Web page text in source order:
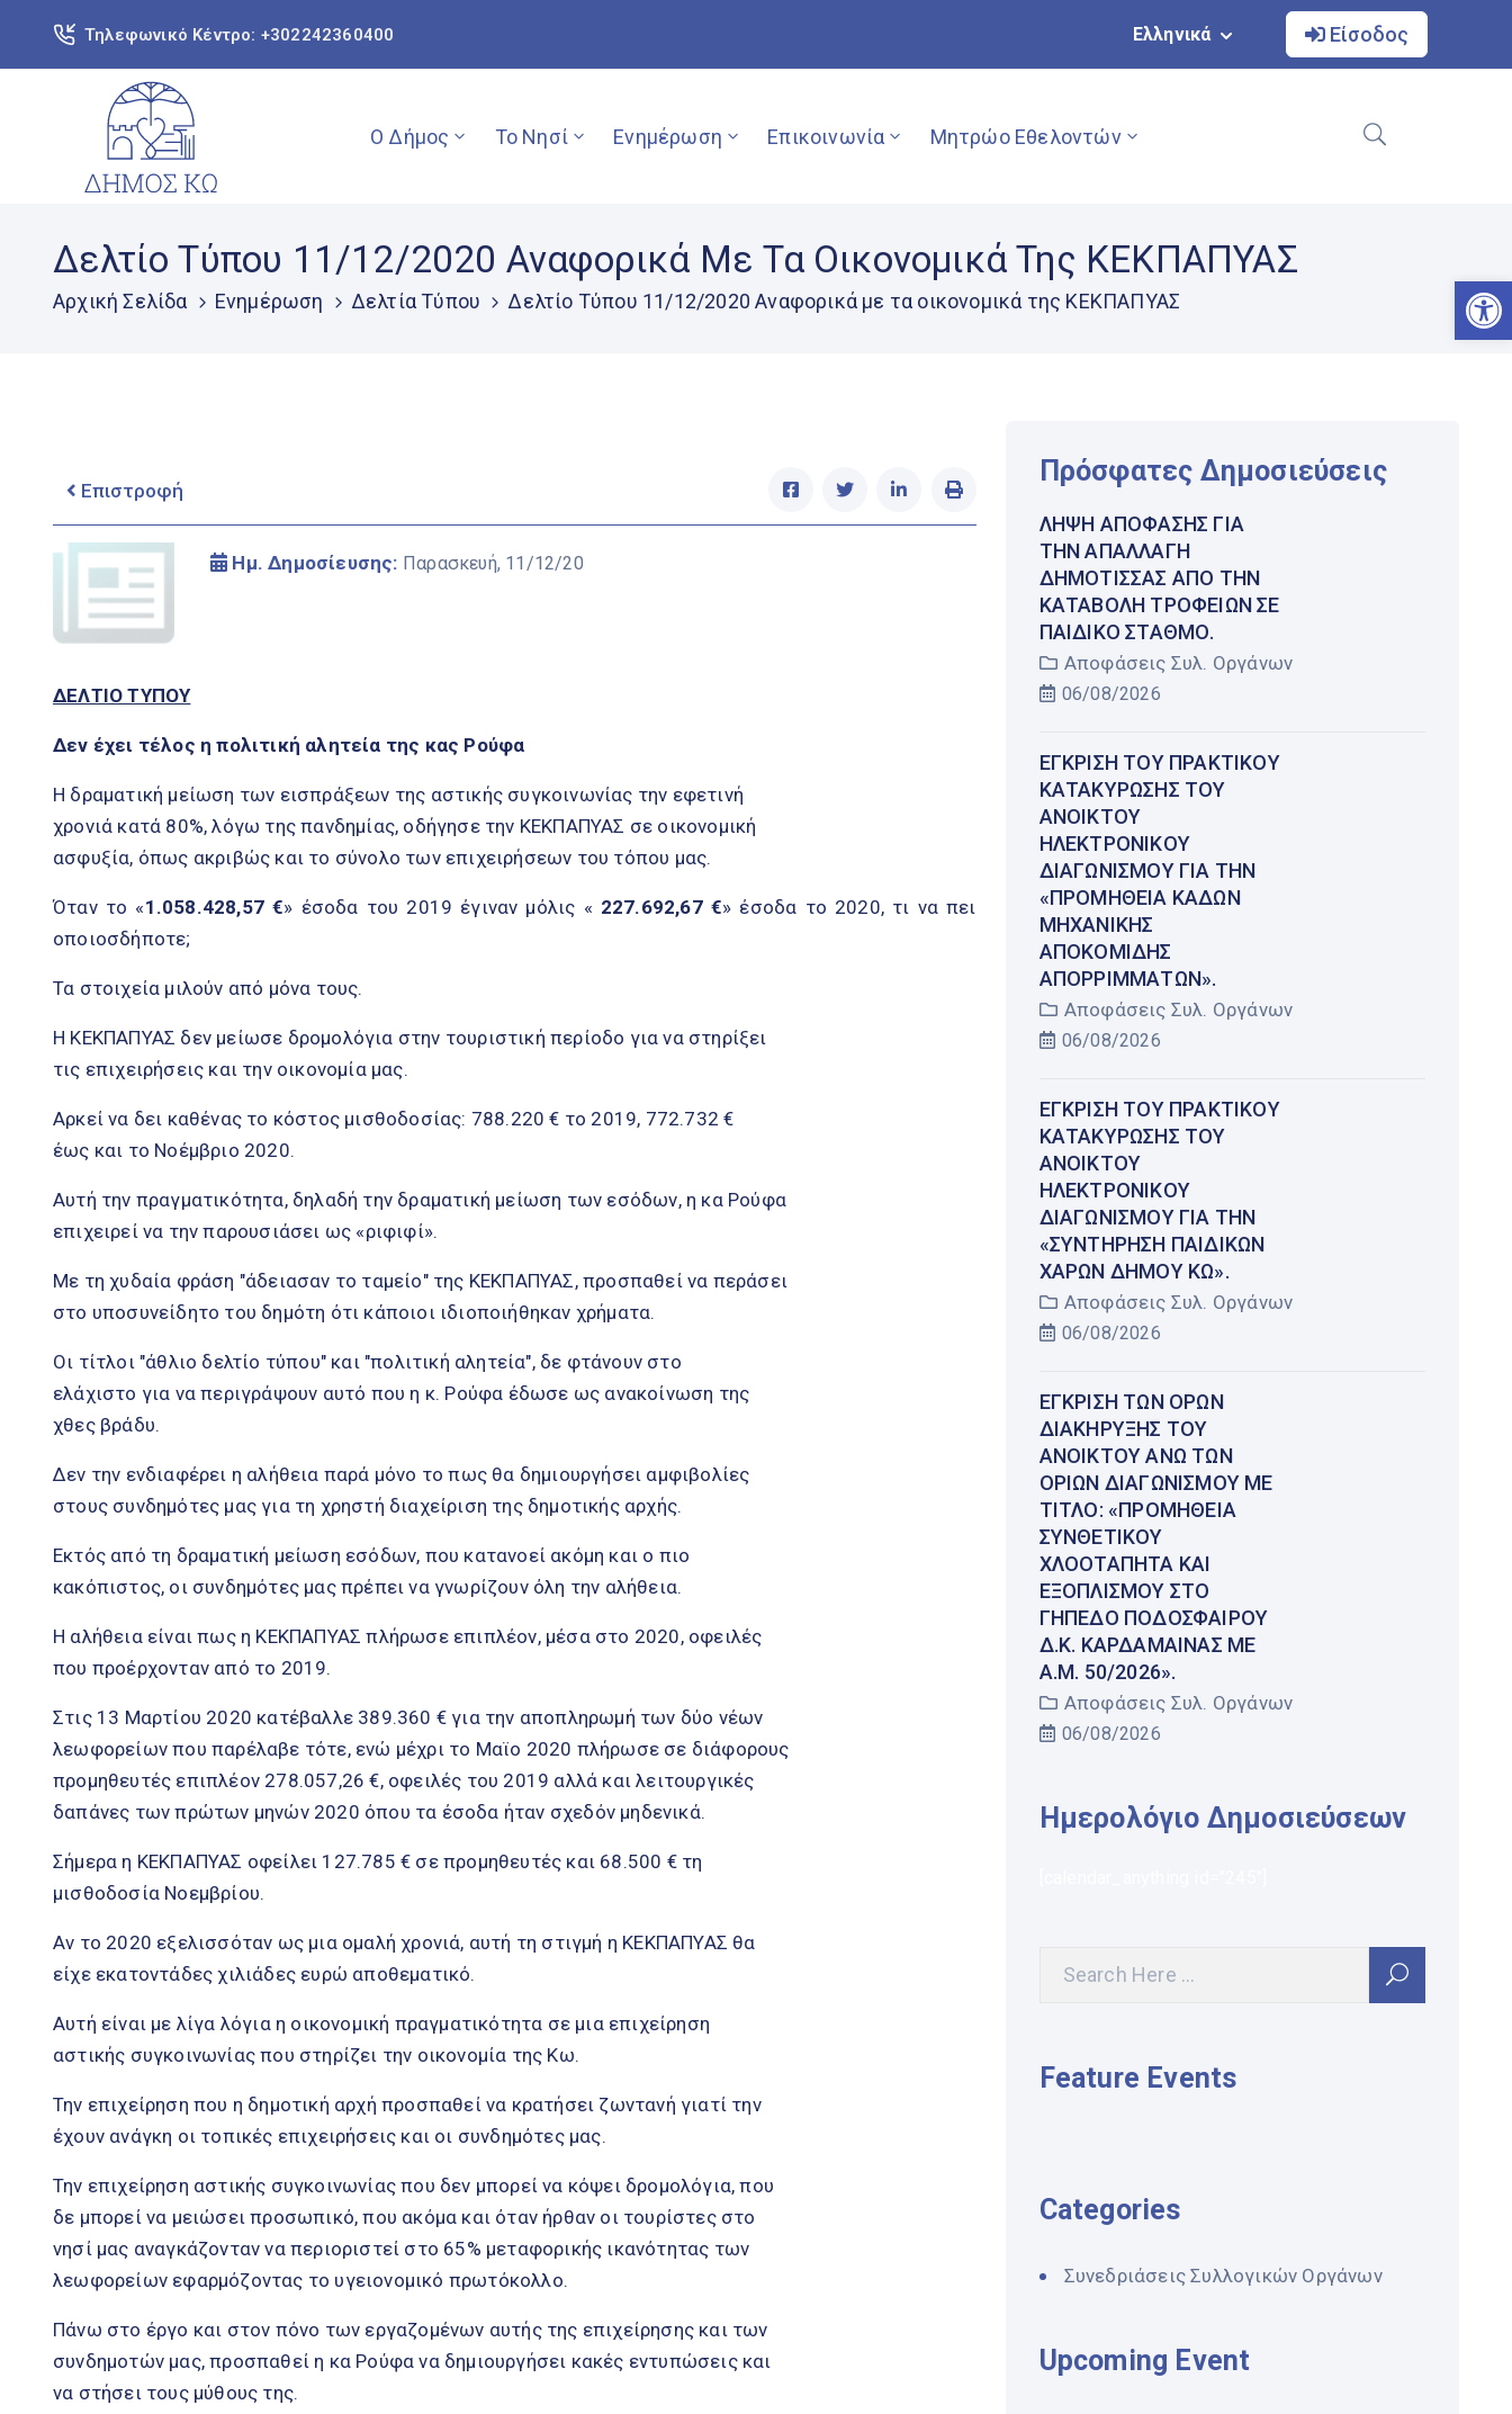
Τηλεφωνικό Κέντρο: +302242360400 Ελληνικά Είσοδος
Ο Δήμος Το Νησί Ενημέρωση Επικοινωνία Μητρώο Εθελοντών
Δελτίο Τύπου 11/12/2020 Αναφορικά Με Τα Οικονομικά Της ΚΕΚΠΑΠΥΑΣ
Αρχική Σελίδα Ενημέρωση Δελτία Τύπου Δελτίο Τύπου 11/12/2020 Αναφορικά με τα οικονομικά της ΚΕΚΠΑΠΥΑΣ
Επιστροφή
Ημ. Δημοσίευσης: Παρασκευή, 11/12/20
ΔΕΛΤΙΟ ΤΥΠΟΥ
Δεν έχει τέλος η πολιτική αλητεία της κας Ρούφα
Η δραματική μείωση των εισπράξεων της αστικής συγκοινωνίας την εφετινή
χρονιά κατά 80%, λόγω της πανδημίας, οδήγησε την ΚΕΚΠΑΠΥΑΣ σε οικονομική
ασφυξία, όπως ακριβώς και το σύνολο των επιχειρήσεων του τόπου μας.
Όταν το «1.058.428,57 €» έσοδα του 2019 έγιναν μόλις « 227.692,67 €» έσοδα το 2020, τι να πει
οποιοσδήποτε;
Τα στοιχεία μιλούν από μόνα τους.
Η ΚΕΚΠΑΠΥΑΣ δεν μείωσε δρομολόγια στην τουριστική περίοδο για να στηρίξει
τις επιχειρήσεις και την οικονομία μας.
Αρκεί να δει καθένας το κόστος μισθοδοσίας: 788.220 € το 2019, 772.732 €
έως και το Νοέμβριο 2020.
Αυτή την πραγματικότητα, δηλαδή την δραματική μείωση των εσόδων, η κα Ρούφα
επιχειρεί να την παρουσιάσει ως «ριφιφί».
Με τη χυδαία φράση "άδειασαν το ταμείο" της ΚΕΚΠΑΠΥΑΣ, προσπαθεί να περάσει
στο υποσυνείδητο του δημότη ότι κάποιοι ιδιοποιήθηκαν χρήματα.
Οι τίτλοι "άθλιο δελτίο τύπου" και "πολιτική αλητεία", δε φτάνουν στο
ελάχιστο για να περιγράψουν αυτό που η κ. Ρούφα έδωσε ως ανακοίνωση της
χθες βράδυ.
Δεν την ενδιαφέρει η αλήθεια παρά μόνο το πως θα δημιουργήσει αμφιβολίες
στους συνδημότες μας για τη χρηστή διαχείριση της δημοτικής αρχής.
Εκτός από τη δραματική μείωση εσόδων, που κατανοεί ακόμη και ο πιο
κακόπιστος, οι συνδημότες μας πρέπει να γνωρίζουν όλη την αλήθεια.
Η αλήθεια είναι πως η ΚΕΚΠΑΠΥΑΣ πλήρωσε επιπλέον, μέσα στο 2020, οφειλές
που προέρχονταν από το 2019.
Στις 13 Μαρτίου 2020 κατέβαλλε 389.360 € για την αποπληρωμή των δύο νέων
λεωφορείων που παρέλαβε τότε, ενώ μέχρι το Μαϊο 2020 πλήρωσε σε διάφορους
προμηθευτές επιπλέον 278.057,26 €, οφειλές του 2019 αλλά και λειτουργικές
δαπάνες των πρώτων μηνών 2020 όπου τα έσοδα ήταν σχεδόν μηδενικά.
Σήμερα η ΚΕΚΠΑΠΥΑΣ οφείλει 127.785 € σε προμηθευτές και 68.500 € τη
μισθοδοσία Νοεμβρίου.
Αν το 2020 εξελισσόταν ως μια ομαλή χρονιά, αυτή τη στιγμή η ΚΕΚΠΑΠΥΑΣ θα
είχε εκατοντάδες χιλιάδες ευρώ αποθεματικό.
Αυτή είναι με λίγα λόγια η οικονομική πραγματικότητα σε μια επιχείρηση
αστικής συγκοινωνίας που στηρίζει την οικονομία της Κω.
Την επιχείρηση που η δημοτική αρχή προσπαθεί να κρατήσει ζωντανή γιατί την
έχουν ανάγκη οι τοπικές επιχειρήσεις και οι συνδημότες μας.
Την επιχείρηση αστικής συγκοινωνίας που δεν μπορεί να κόψει δρομολόγια, που
δε μπορεί να μειώσει προσωπικό, που ακόμα και όταν ήρθαν οι τουρίστες στο
νησί μας αναγκάζονταν να περιοριστεί στο 65% μεταφορικής ικανότητας των
λεωφορείων εφαρμόζοντας το υγειονομικό πρωτόκολλο.
Πάνω στο έργο και στον πόνο των εργαζομένων αυτής της επιχείρησης και των
συνδημοτών μας, προσπαθεί η κα Ρούφα να δημιουργήσει κακές εντυπώσεις και
να στήσει τους μύθους της.
Πρόσφατες Δημοσιεύσεις
ΛΉΨΗ ΑΠΌΦΑΣΗΣ ΓΙΑ
ΤΗΝ ΑΠΑΛΛΑΓΉ
ΔΗΜΌΤΙΣΣΑΣ ΑΠΌ ΤΗΝ
ΚΑΤΑΒΟΛΉ ΤΡΟΦΕΊΩΝ ΣΕ
ΠΑΙΔΙΚΌ ΣΤΑΘΜΌ.
Αποφάσεις Συλ. Οργάνων
06/08/2026
ΈΓΚΡΙΣΗ ΤΟΥ ΠΡΑΚΤΙΚΟΎ
ΚΑΤΑΚΎΡΩΣΗΣ ΤΟΥ
ΑΝΟΙΚΤΟΎ
ΗΛΕΚΤΡΟΝΙΚΟΎ
ΔΙΑΓΩΝΙΣΜΟΎ ΓΙΑ ΤΗΝ
«ΠΡΟΜΉΘΕΙΑ ΚΆΔΩΝ
ΜΗΧΑΝΙΚΉΣ
ΑΠΟΚΟΜΙΔΉΣ
ΑΠΟΡΡΙΜΜΆΤΩΝ».
Αποφάσεις Συλ. Οργάνων
06/08/2026
ΈΓΚΡΙΣΗ ΤΟΥ ΠΡΑΚΤΙΚΟΎ
ΚΑΤΑΚΎΡΩΣΗΣ ΤΟΥ
ΑΝΟΙΚΤΟΎ
ΗΛΕΚΤΡΟΝΙΚΟΎ
ΔΙΑΓΩΝΙΣΜΟΎ ΓΙΑ ΤΗΝ
«ΣΥΝΤΉΡΗΣΗ ΠΑΙΔΙΚΏΝ
ΧΑΡΏΝ ΔΉΜΟΥ ΚΩ».
Αποφάσεις Συλ. Οργάνων
06/08/2026
ΈΓΚΡΙΣΗ ΤΩΝ ΌΡΩΝ
ΔΙΑΚΉΡΥΞΗΣ ΤΟΥ
ΑΝΟΙΚΤΟΎ ΆΝΩ ΤΩΝ
ΟΡΊΩΝ ΔΙΑΓΩΝΙΣΜΟΎ ΜΕ
ΤΊΤΛΟ: «ΠΡΟΜΉΘΕΙΑ
ΣΥΝΘΕΤΙΚΟΎ
ΧΛΟΟΤΆΠΗΤΑ ΚΑΙ
ΕΞΟΠΛΙΣΜΟΎ ΣΤΟ
ΓΉΠΕΔΟ ΠΟΔΟΣΦΑΊΡΟΥ
Δ.Κ. ΚΑΡΔΆΜΑΙΝΑΣ ΜΕ
Α.Μ. 50/2026».
Αποφάσεις Συλ. Οργάνων
06/08/2026
Ημερολόγιο Δημοσιεύσεων
Feature Events
Categories
Συνεδριάσεις Συλλογικών Οργάνων
Upcoming Event